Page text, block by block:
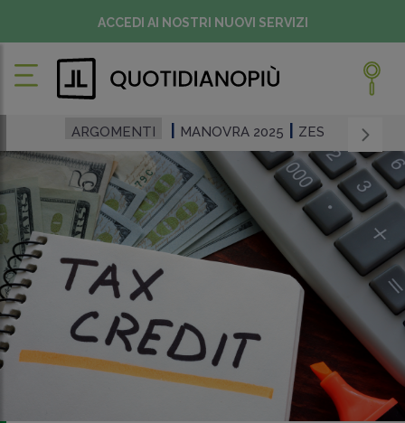
ACCEDI AI NOSTRI NUOVI SERVIZI
ARGOMENTI MANOVRA 2025 ZES